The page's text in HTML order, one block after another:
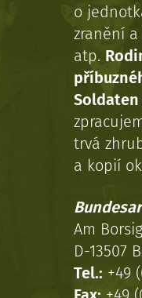
o
zranění
atp.
Soldaten
trvá
a kopií
Am
D-13507
Tel.: +49